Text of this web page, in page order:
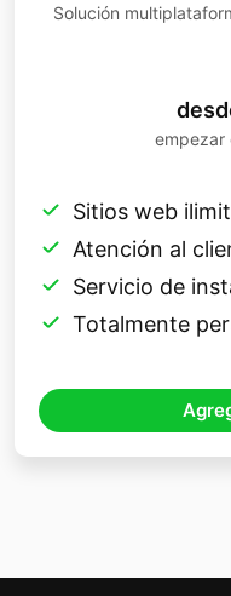
Solución
empezar
Sitios web
Atención al
Servicio de
Totalmente